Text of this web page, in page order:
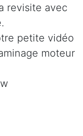
revisite avec
petite vidéo
moteur